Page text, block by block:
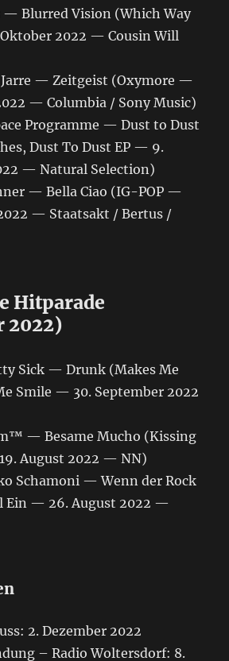
— Blurred Vision (Which Way
2022 — Cousin Will
— Zeitgeist (Oxymore —
— Columbia / Sony Music)
Programme — Dust to Dust
Dust To Dust EP — 9.
— Natural Selection)
— Bella Ciao (IG-POP —
— Staatsakt / Bertus /
Hitparade
2022)
Sick — Drunk (Makes Me
Smile — 30. September 2022
— Besame Mucho (Kissing
August 2022 — NN)
Schamoni — Wenn der Rock
Ein — 26. August 2022 —
2. Dezember 2022
– Radio Woltersdorf: 8.